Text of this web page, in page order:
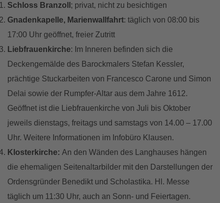
Schloss Branzoll ; privat, nicht zu besichtigen
Gnadenkapelle, Marienwallfahrt: täglich von 08:00 bis
17:00 Uhr geöffnet, freier Zutritt
Liebfrauenkirche: Im Inneren befinden sich die
Deckengemälde des Barockmalers Stefan Kessler,
prächtige Stuckarbeiten von Francesco Carone und Simon
Delai sowie der Rumpfer-Altar aus dem Jahre 1612.
Geöffnet ist die Liebfrauenkirche von Juli bis Oktober
jeweils dienstags, freitags und samstags von 14.00 – 17.00
Uhr. Weitere Informationen im Infobüro Klausen.
Klosterkirche: An den Wänden des Langhauses hängen
die ehemaligen Seitenaltarbilder mit den Darstellungen der
Ordensgründer Benedikt und Scholastika. Hl. Messe
täglich um 11:30 Uhr, auch an Sonn- und Feiertagen.